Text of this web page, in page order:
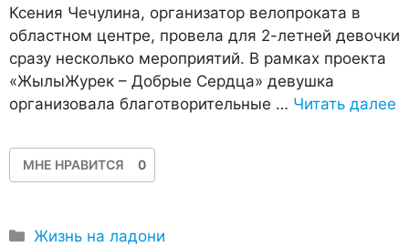
Ксения Чечулина, организатор велопроката в
областном центре, провела для 2-летней девочки
сразу несколько мероприятий. В рамках проекта
«ЖылыЖурек – Добрые Сердца» девушка
организовала благотворительные … Читать далее
МНЕ НРАВИТСЯ 0
Рубрики
Жизнь на ладони